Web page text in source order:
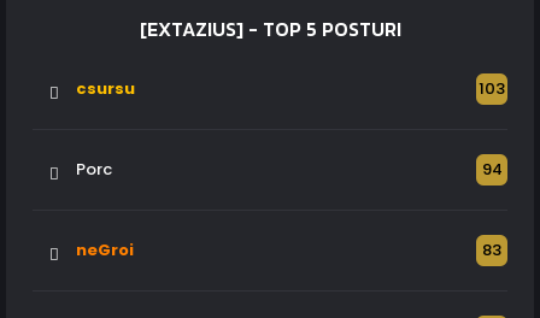
[EXTAZIUS] - TOP 5 POSTURI
csursu 103
Porc 94
neGroi 83